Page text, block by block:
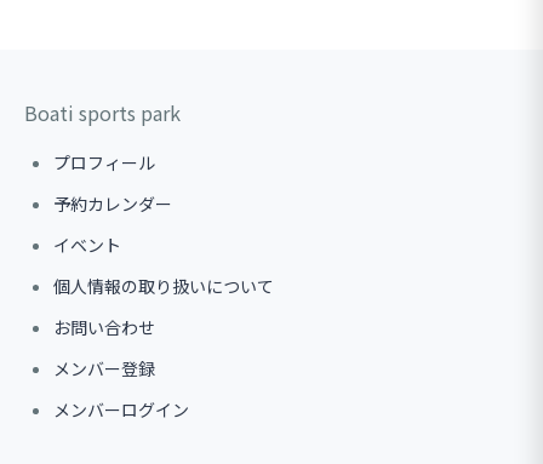
Boati sports park
プロフィール
予約カレンダー
イベント
個人情報の取り扱いについて
お問い合わせ
メンバー登録
メンバーログイン